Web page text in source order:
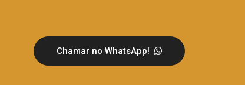
Chamar no WhatsApp!